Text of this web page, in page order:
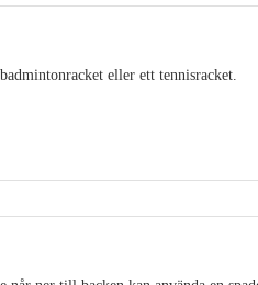
eller ett tennisracket.